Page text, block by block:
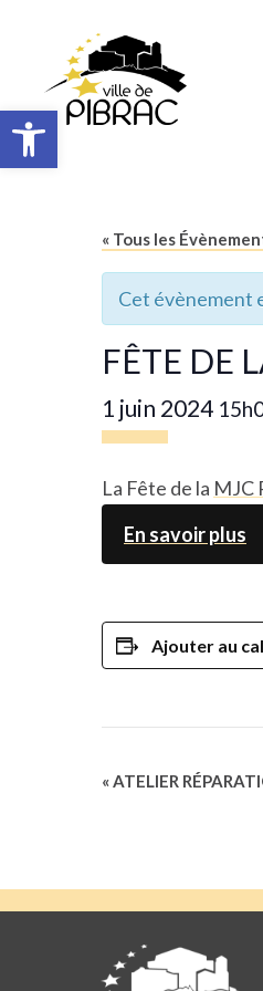
Ouvrir la barre d’outils
« Tous les
Cet évènement
FÊTE DE
1 juin 2024
La Fête de la MJC
En savoir plus
Ajouter au
Navigation
«ATELIER